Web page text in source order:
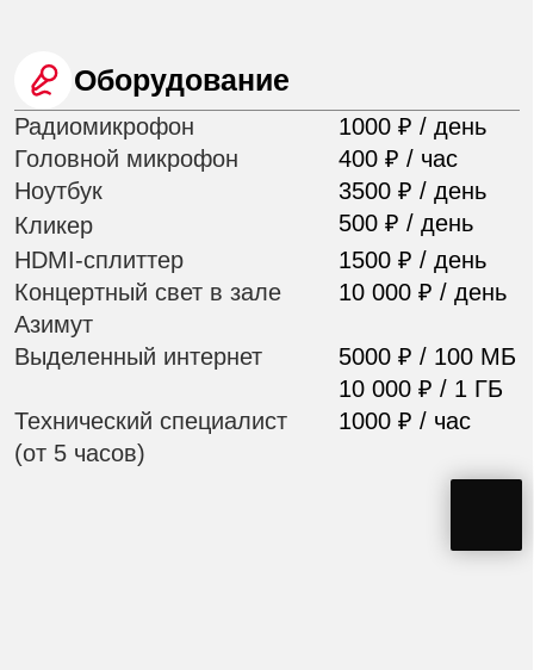
AZIMUT Сити
Отель Санкт-
Петербург 4*
Комфортное
размещение ваших